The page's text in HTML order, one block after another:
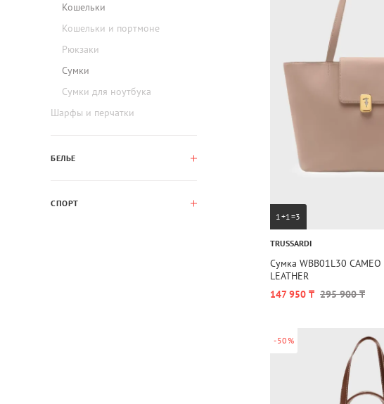
Кошельки
Кошельки и портмоне
Рюкзаки
Сумки
Сумки для ноутбука
Шарфы и перчатки
БЕЛЬЕ
СПОРТ
1+1=3
TRUSSARDI
Сумка WBB01L30 CAMEO
LEATHER
147 950 ₸ 295 900 ₸
-50%